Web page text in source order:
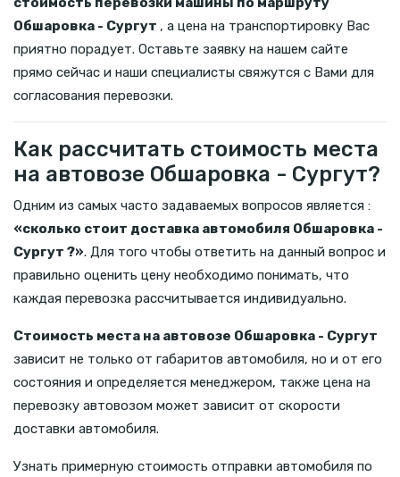
Обшаровка - Сургут , а цена на транспортировку Вас
приятно порадует. Оставьте заявку на нашем сайте
прямо сейчас и наши специалисты свяжутся с Вами для
согласования перевозки.
Как рассчитать стоимость места
на автовозе Обшаровка - Сургут?
Одним из самых часто задаваемых вопросов является :
«сколько стоит доставка автомобиля Обшаровка -
Сургут ?». Для того чтобы ответить на данный вопрос и
правильно оценить цену необходимо понимать, что
каждая перевозка рассчитывается индивидуально.
Стоимость места на автовозе Обшаровка - Сургут
зависит не только от габаритов автомобиля, но и от его
состояния и определяется менеджером, также цена на
перевозку автовозом может зависит от скорости
доставки автомобиля.
Узнать примерную стоимость отправки автомобиля по